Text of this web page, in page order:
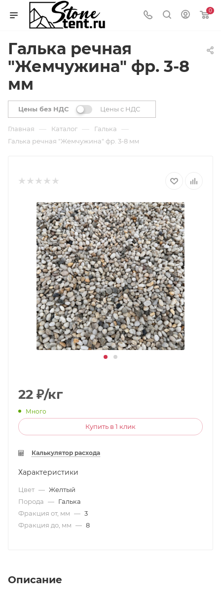
0
Галька речная
"Жемчужина" фр. 3-8
мм
Цены без НДС Цены с НДС
Главная — Каталог — Галька —
Галька речная "Жемчужина" фр. 3-8 мм
22 ₽/кг
Много
Купить в 1 клик
Калькулятор расхода
Характеристики
Цвет — Желтый
Порода — Галька
Фракция от, мм — 3
Фракция до, мм — 8
Описание